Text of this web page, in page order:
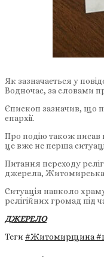
Як зазначається у
Водночас, за словами
Єпископ зазначив, що
єпархії.
Про подію також писав
це вже не перша
Питання переходу
джерела, Житомирська
Ситуація навколо
релігійних громад під
ДЖЕРЕЛО
Теги #Житомирщина